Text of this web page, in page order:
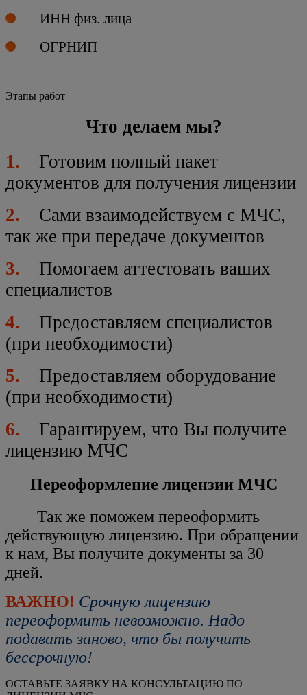
ИНН физ. лица
ОГРНИП
Этапы работ
Что делаем мы?
1. Готовим полный пакет
документов для получения лицензии
2.
Сами взаимодействуем с МЧС,
так же при передаче документов
3. Помогаем аттестовать ваших
специалистов
4. Предоставляем специалистов
(при необходимости)
5.
Предоставляем оборудование
(при необходимости)
6. Гарантируем, что Вы получите
лицензию МЧС
Переоформление лицензии МЧС
Так же поможем переоформить
действующую лицензию. При обращении
к нам, Вы получите документы за 30
дней.
ВАЖНО! Срочную лицензию
переоформить невозможно. Надо
подавать заново, что бы получить
бессрочную!
ОСТАВЬТЕ ЗАЯВКУ НА КОНСУЛЬТАЦИЮ ПО